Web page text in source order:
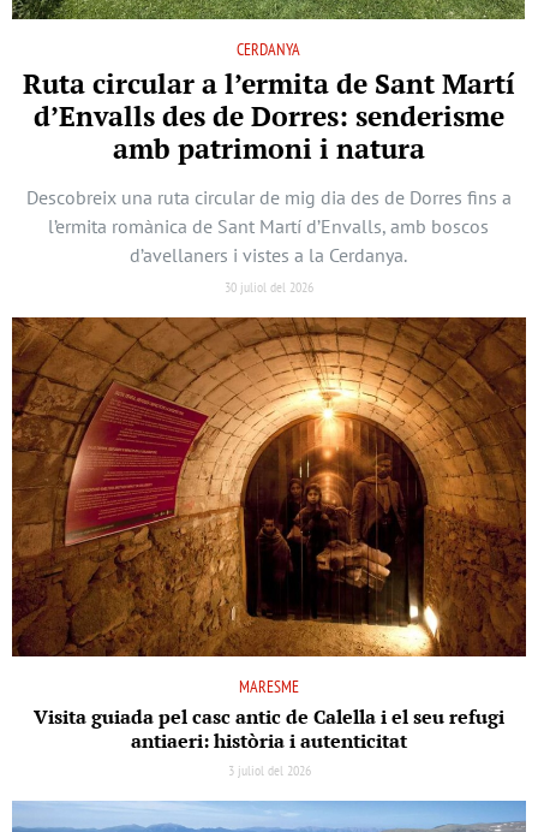
CERDANYA
Ruta circular a l’ermita de Sant Martí
d’Envalls des de Dorres: senderisme
amb patrimoni i natura
Descobreix una ruta circular de mig dia des de Dorres fins a
l’ermita romànica de Sant Martí d’Envalls, amb boscos
d’avellaners i vistes a la Cerdanya.
30 juliol del 2026
MARESME
Visita guiada pel casc antic de Calella i el seu refugi
antiaeri: història i autenticitat
3 juliol del 2026